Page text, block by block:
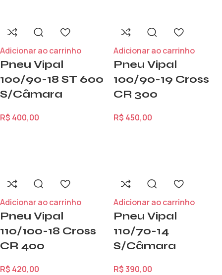
Adicionar ao carrinho
Pneu Vipal
100/90-18 ST 600
S/Câmara
R$ 400,00
Adicionar ao carrinho
Pneu Vipal
100/90-19 Cross
CR 300
R$ 450,00
Adicionar ao carrinho
Pneu Vipal
110/100-18 Cross
CR 400
R$ 420,00
Adicionar ao carrinho
Pneu Vipal
110/70-14
S/Câmara
R$390,00